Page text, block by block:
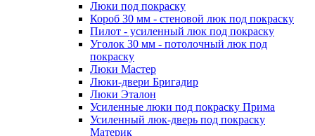
Люки под покраску
Короб 30 мм - стеновой люк под покраску
Пилот - усиленный люк под покраску
Уголок 30 мм - потолочный люк под
покраску
Люки Мастер
Люки-двери Бригадир
Люки Эталон
Усиленные люки под покраску Прима
Усиленный люк-дверь под покраску
Материк